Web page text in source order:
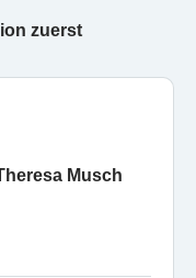
zuerst
Musch